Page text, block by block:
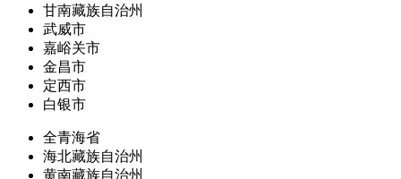
甘南藏族自治州
武威市
嘉峪关市
金昌市
定西市
白银市
全青海省
海北藏族自治州
黄南藏族自治州